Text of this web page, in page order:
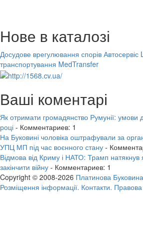
Нове в каталозі
Досудове врегулювання спорів Автосервіс
транспортування MedTransfer
Ваші коментарі
Як отримати громадянство Румунії:
році - Комментариев: 1
На Буковині чоловіка оштрафували за
УПЦ МП під час воєнного стану -
Відмова від Криму і НАТО: Трамп
закінчити війну - Комментариев: 1
Copyright © 2008-2026 Платинова
Розміщення інформації. Контакти.